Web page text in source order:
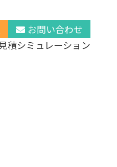
お問い合わせ
見積シミュレーション